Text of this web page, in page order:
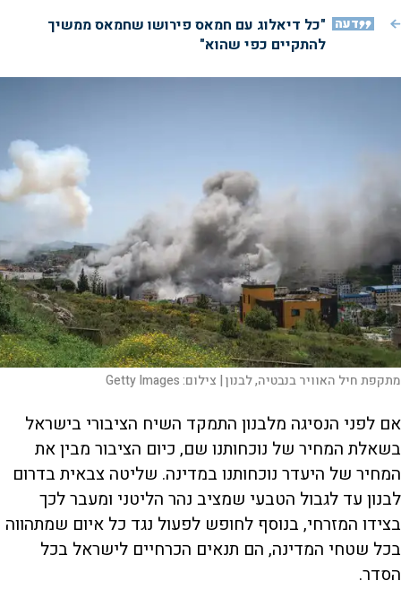
דעה "כל דיאלוג עם חמאס פירושו שחמאס ממשיך
להתקיים כפי שהוא"
מתקפת חיל האוויר בנבטיה, לבנון | צילום:Getty Images
אם לפני הנסיגה מלבנון התמקד השיח הציבורי בישראל
בשאלת המחיר של נוכחותנו שם, כיום הציבור מבין את
המחיר של היעדר נוכחותנו במדינה. שליטה צבאית בדרום
לבנון עד לגבול הטבעי שמציב נהר הליטני ומעבר לכך
בצידו המזרחי, בנוסף לחופש לפעול נגד כל איום שמתהווה
בכל שטחי המדינה, הם תנאים הכרחיים לישראל בכל
הסדר.